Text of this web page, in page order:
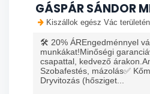
GÁSPÁR SÁNDOR
Kiszállok egész Vác területén
🛠️ 20% ÁREngedménnyel
munkákat!Minőségi
csapattal, kedvező
Szobafestés, mázolás✅
Dryvitozás (hősziget...